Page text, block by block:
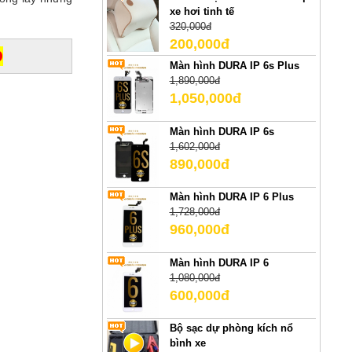
xe hơi tinh tế
320,000đ
200,000đ
Màn hình DURA IP 6s Plus
1,890,000đ
1,050,000đ
Màn hình DURA IP 6s
1,602,000đ
890,000đ
Màn hình DURA IP 6 Plus
1,728,000đ
960,000đ
Màn hình DURA IP 6
1,080,000đ
600,000đ
Bộ sạc dự phòng kích nổ
bình xe